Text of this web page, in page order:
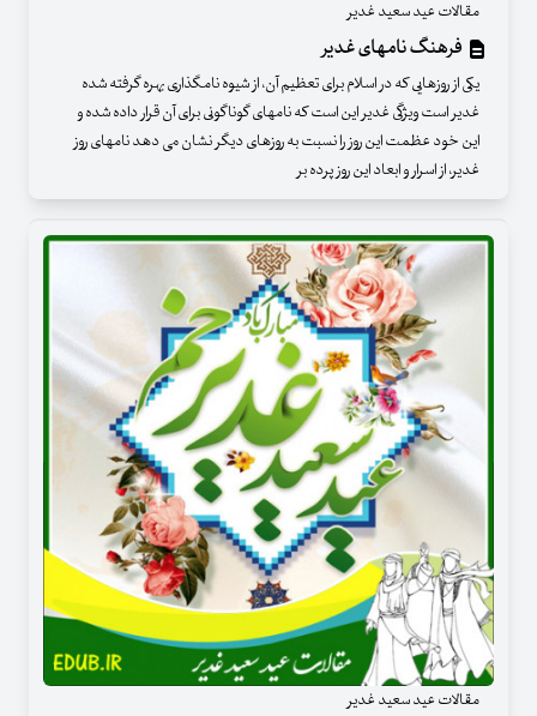
مقالات عید سعید غدیر
فرهنگ نامهای غدیر
یکی از روزهایی که در اسلام برای تعظیم آن، از شیوه نامگذاری بهره گرفته شده
غدیر است ویژگی غدیر این است که نامهای گوناگونی برای آن قرار داده شده و
این خود عظمت این روز را نسبت به روزهای دیگر نشان می دهد نامهای روز
غدیر، از اسرار و ابعاد این روز پرده بر
مقالات عید سعید غدیر